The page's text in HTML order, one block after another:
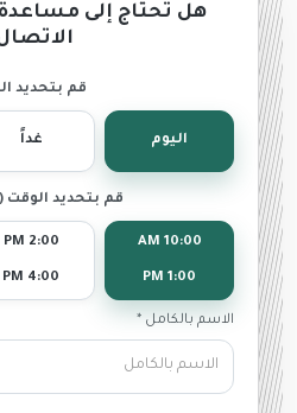
هل تحتاج إلى
قم بتحديد
اليوم غداً
قم بتحديد الوقت
10:00 AM
1:00 PM
2:00 PM
4:00 PM
الاسم بالكامل *